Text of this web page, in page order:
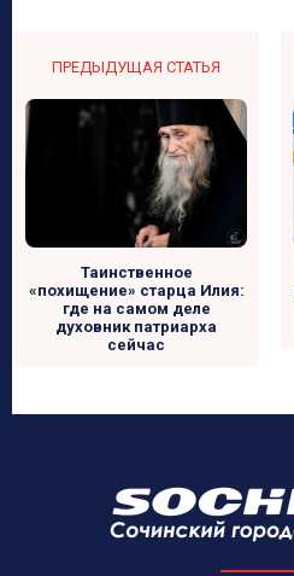
ПРЕДЫДУЩАЯ СТАТЬЯ
Таинственное
«похищение» старца Илия:
где на самом деле
духовник патриарха
сейчас